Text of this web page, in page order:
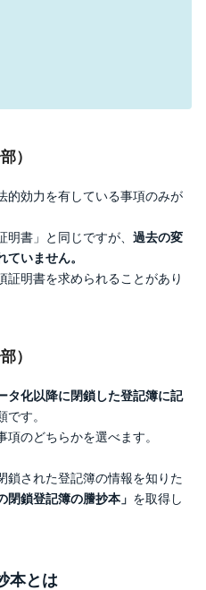
）
的効力を有している事項のみが
書」と同じですが、 過去の変
いません。
証明書を求められることがあり
）
タ化以降に閉鎖した登記簿に記
です。
のどちらかを選べます。
鎖された登記簿の情報を知りた
閉鎖登記簿の謄抄本」 を取得し
本とは